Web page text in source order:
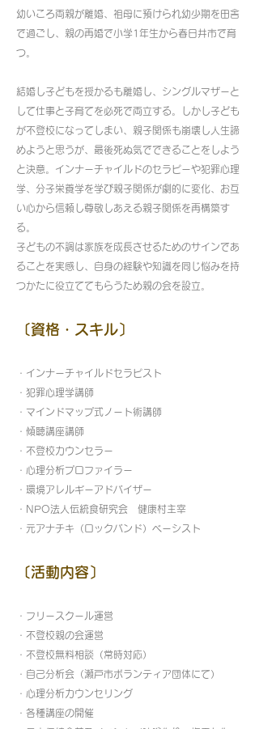
幼いころ両親が離婚、祖母に預けられ幼少期を田舎
で過ごし、親の再婚で小学1年生から春日井市で育
つ。
結婚し子どもを授かるも離婚し、シングルマザーと
して仕事と子育てを必死で両立する。しかし子ども
が不登校になってしまい、親子関係も崩壊し人生諦
めようと思うが、最後死ぬ気でできることをしよう
と決意。インナーチャイルドのセラピーや犯罪心理
学、分子栄養学を学び親子関係が劇的に変化、お互
い心から信頼し尊敬しあえる親子関係を再構築す
る。
子どもの不調は家族を成長させるためのサインであ
ることを実感し、自身の経験や知識を同じ悩みを持
つかたに役立ててもらうため親の会を設立。
〔資格・スキル〕
・インナーチャイルドセラピスト
・犯罪心理学講師
・マインドマップ式ノート術講師
・傾聴講座講師
・不登校カウンセラー
・心理分析プロファイラー
・環境アレルギーアドバイザー
・NPO法人伝統食研究会 健康村主宰
・元アナチキ（ロックバンド）ベーシスト
〔活動内容〕
・フリースクール運営
・不登校親の会運営
・不登校無料相談（常時対応）
・自己分析会（瀬戸市ボランティア団体にて）
・心理分析カウンセリング
・各種講座の開催